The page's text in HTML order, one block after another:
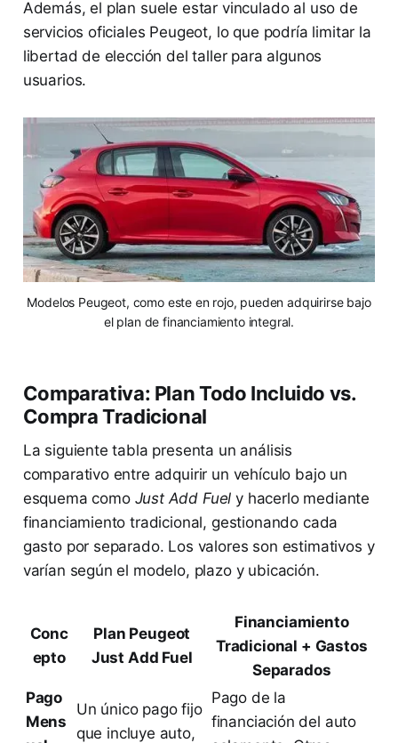
Además, el plan suele estar vinculado al uso de
servicios oficiales Peugeot, lo que podría limitar la
libertad de elección del taller para algunos
usuarios.
Modelos Peugeot, como este en rojo, pueden adquirirse bajo
el plan de financiamiento integral.
Comparativa: Plan Todo Incluido vs.
Compra Tradicional
La siguiente tabla presenta un análisis
comparativo entre adquirir un vehículo bajo un
esquema como Just Add Fuel y hacerlo mediante
financiamiento tradicional, gestionando cada
gasto por separado. Los valores son estimativos y
varían según el modelo, plazo y ubicación.
Conc
epto
Plan Peugeot
Just Add Fuel
Financiamiento
Tradicional + Gastos
Separados
Pago
Mens
Un único pago fijo
que incluye auto,
Pago de la
financiación del auto